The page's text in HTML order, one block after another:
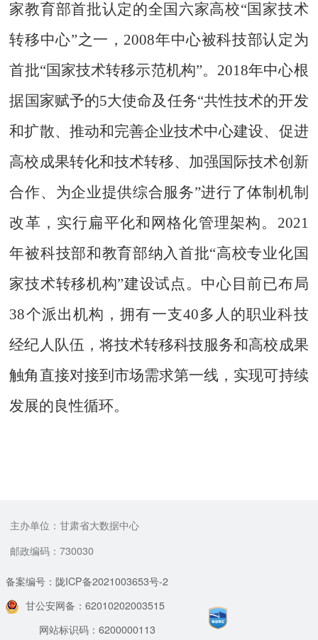
家教育部首批认定的全国六家高校“国家技术
转移中心”之一，2008年中心被科技部认定为
首批“国家技术转移示范机构”。2018年中心根
据国家赋予的5大使命及任务“共性技术的开发
和扩散、推动和完善企业技术中心建设、促进
高校成果转化和技术转移、加强国际技术创新
合作、为企业提供综合服务”进行了体制机制
改革，实行扁平化和网格化管理架构。2021
年被科技部和教育部纳入首批“高校专业化国
家技术转移机构”建设试点。中心目前已布局
38个派出机构，拥有一支40多人的职业科技
经纪人队伍，将技术转移科技服务和高校成果
触角直接对接到市场需求第一线，实现可持续
发展的良性循环。
主办单位：甘肃省大数据中心
邮政编码：730030
备案编号：陇ICP备2021003653号-2
甘公安网备：62010202003515
网站标识码：6200000113